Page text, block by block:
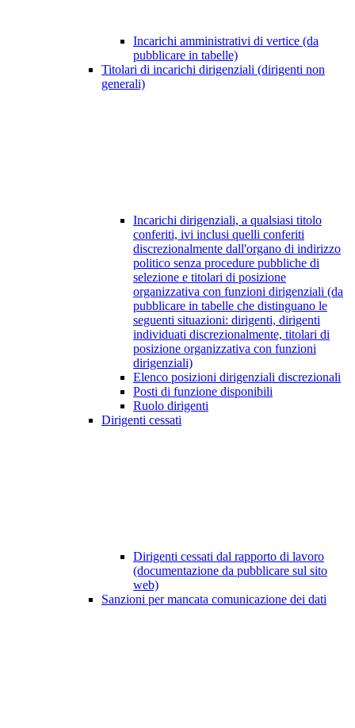
Incarichi amministrativi di vertice (da
pubblicare in tabelle)
Titolari di incarichi dirigenziali (dirigenti non
generali)
Incarichi dirigenziali, a qualsiasi titolo
conferiti, ivi inclusi quelli conferiti
discrezionalmente dall'organo di indirizzo
politico senza procedure pubbliche di
selezione e titolari di posizione
organizzativa con funzioni dirigenziali (da
pubblicare in tabelle che distinguano le
seguenti situazioni: dirigenti, dirigenti
individuati discrezionalmente, titolari di
posizione organizzativa con funzioni
dirigenziali)
Elenco posizioni dirigenziali discrezionali
Posti di funzione disponibili
Ruolo dirigenti
Dirigenti cessati
Dirigenti cessati dal rapporto di lavoro
(documentazione da pubblicare sul sito
web)
Sanzioni per mancata comunicazione dei dati